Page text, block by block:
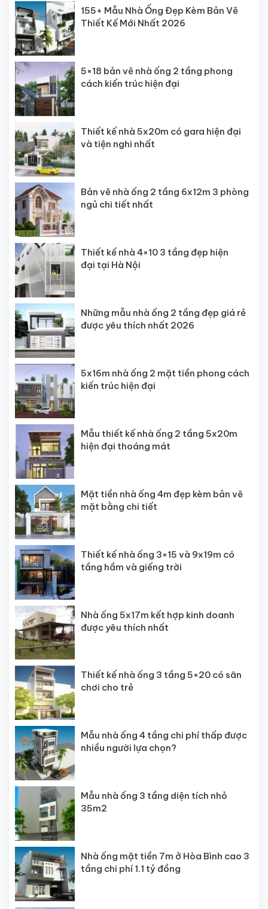
155+ Mẫu Nhà Ống Đẹp Kèm Bản Vẽ
Thiết Kế Mới Nhất 2026
5×18 bản vẽ nhà ống 2 tầng phong
cách kiến trúc hiện đại
Thiết kế nhà 5x20m có gara hiện đại
và tiện nghi nhất
Bản vẽ nhà ống 2 tầng 6x12m 3 phòng
ngủ chi tiết nhất
Thiết kế nhà 4×10 3 tầng đẹp hiện
đại tại Hà Nội
Những mẫu nhà ống 2 tầng đẹp giá rẻ
được yêu thích nhất 2026
5x16m nhà ống 2 mặt tiền phong cách
kiến trúc hiện đại
Mẫu thiết kế nhà ống 2 tầng 5x20m
hiện đại thoáng mát
Mặt tiền nhà ống 4m đẹp kèm bản vẽ
mặt bằng chi tiết
Thiết kế nhà ống 3×15 và 9x19m có
tầng hầm và giếng trời
Nhà ống 5x17m kết hợp kinh doanh
được yêu thích nhất
Thiết kế nhà ống 3 tầng 5×20 có sân
chơi cho trẻ
Mẫu nhà ống 4 tầng chi phí thấp được
nhiều người lựa chọn?
Mẫu nhà ống 3 tầng diện tích nhỏ
35m2
Nhà ống mặt tiền 7m ở Hòa Bình cao 3
tầng chi phí 1.1 tỷ đồng